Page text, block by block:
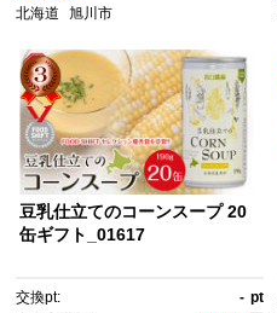
北海道
旭川市
豆乳仕立てのコーンスープ 20
缶ギフト_01617
交換pt: - pt